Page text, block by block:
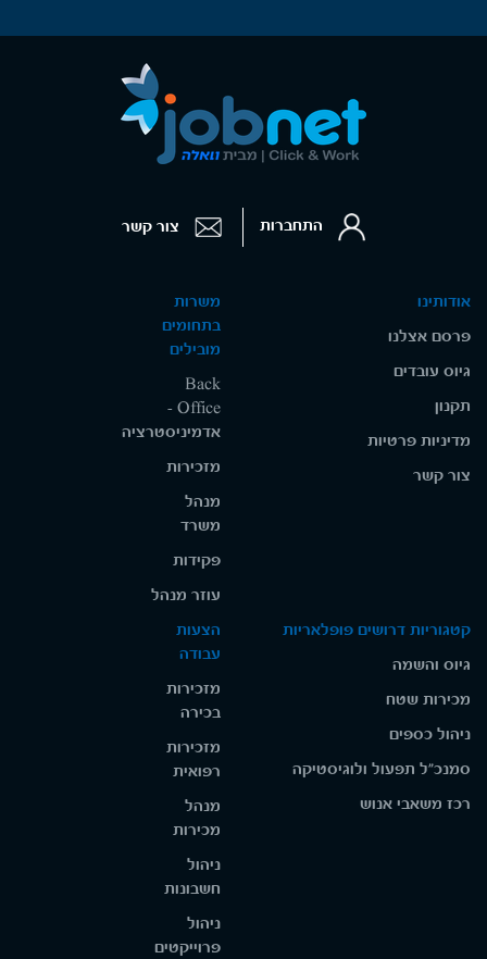
אודותינו
פרסם אצלנו
גיוס עובדים
תקנון
מדיניות פרטיות
צור קשר
משרות
בתחומים
מובילים
Back
Office -
אדמיניסטרציה
מזכירות
מנהל
משרד
פקידות
עוזר מנהל
קטגוריות דרושים פופלאריות
גיוס והשמה
מכירות שטח
ניהול כספים
סמנכ"ל תפעול ולוגיסטיקה
רכז משאבי אנוש
הצעות
עבודה
מזכירות
בכירה
מזכירות
רפואית
מנהל
מכירות
ניהול
חשבונות
ניהול
פרוייקטים